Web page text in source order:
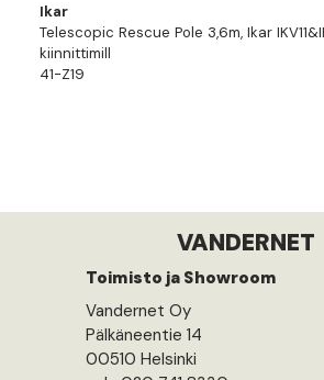
Ikar
Telescopic Rescue Pole 3,6m, Ikar
kiinnittimill
41-Z19
VANDERNET
Toimisto ja Showroom
Vandernet Oy
Pälkäneentie 14
00510 Helsinki